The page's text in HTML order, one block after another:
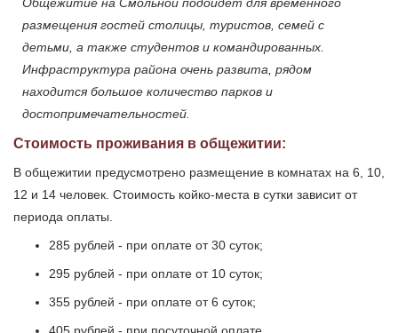
Общежитие на Смольной подойдет для временного
размещения гостей столицы, туристов, семей с
детьми, а также студентов и командированных.
Инфраструктура района очень развита, рядом
находится большое количество парков и
достопримечательностей.
Стоимость проживания в общежитии:
В общежитии предусмотрено размещение в комнатах на 6, 10,
12 и 14 человек. Стоимость койко-места в сутки зависит от
периода оплаты.
285 рублей - при оплате от 30 суток;
295 рублей - при оплате от 10 суток;
355 рублей - при оплате от 6 суток;